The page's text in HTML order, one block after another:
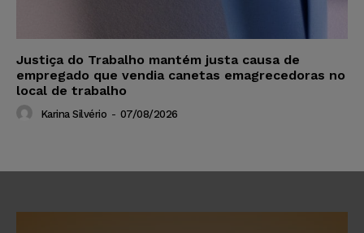
Justiça do Trabalho mantém justa causa de
empregado que vendia canetas emagrecedoras no
local de trabalho
Karina Silvério - 07/08/2026